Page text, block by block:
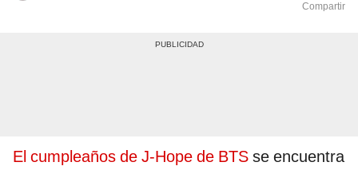
Compartir
El cumpleaños de J-Hope de BTS se encuentra